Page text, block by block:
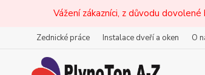
Vážení zákazníci, z důvodu
Zednické práce Instalace dveří a oken O